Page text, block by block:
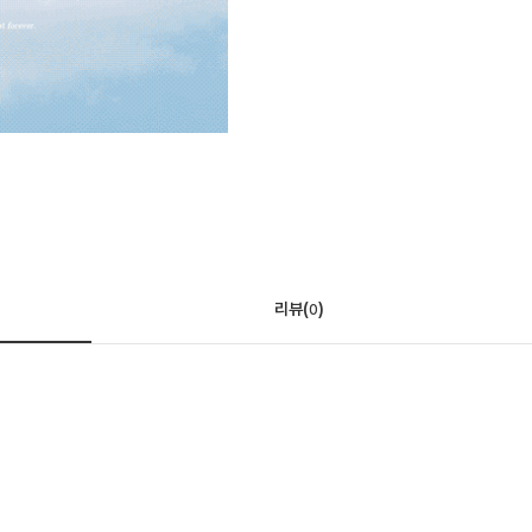
리뷰(0)